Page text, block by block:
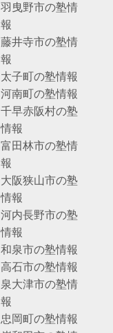
羽曳野市の塾情
報
藤井寺市の塾情
報
太子町の塾情報
河南町の塾情報
千早赤阪村の塾
情報
富田林市の塾情
報
大阪狭山市の塾
情報
河内長野市の塾
情報
和泉市の塾情報
高石市の塾情報
泉大津市の塾情
報
忠岡町の塾情報